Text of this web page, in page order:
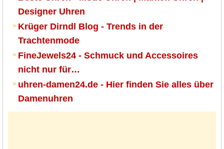
Designer Uhren
Krüger Dirndl Blog - Trends in der
Trachtenmode
FineJewels24 - Schmuck und Accessoires
nicht nur für…
uhren-damen24.de - Hier finden Sie alles über
Damenuhren